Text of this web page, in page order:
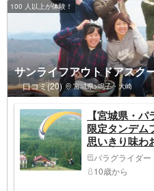
100 人以上が体験！
サンライフアウトドアスク
口コミ(20) 宮城県>鳴子・大崎
【宮城県・
限定タンデム
思いきり味わ
パラグライダー
10歳から